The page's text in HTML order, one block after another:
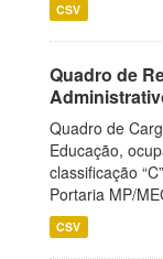
CSV
Quadro de
Quadro de
Educação,
classificação
Portaria MP/
CSV